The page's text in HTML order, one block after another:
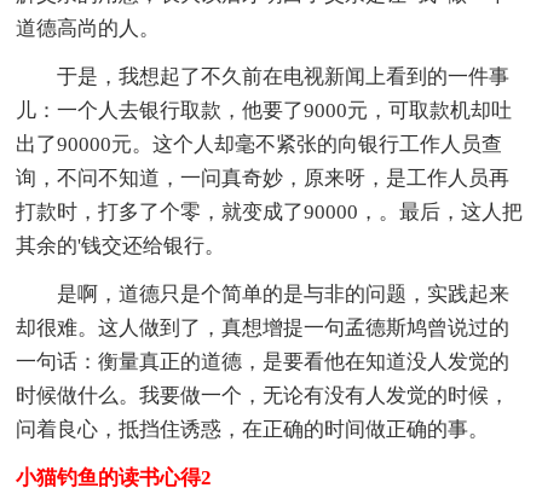
道德高尚的人。
于是，我想起了不久前在电视新闻上看到的一件事
儿：一个人去银行取款，他要了9000元，可取款机却吐
出了90000元。这个人却毫不紧张的向银行工作人员查
询，不问不知道，一问真奇妙，原来呀，是工作人员再
打款时，打多了个零，就变成了90000，。最后，这人把
其余的'钱交还给银行。
是啊，道德只是个简单的是与非的问题，实践起来
却很难。这人做到了，真想增提一句孟德斯鸠曾说过的
一句话：衡量真正的道德，是要看他在知道没人发觉的
时候做什么。我要做一个，无论有没有人发觉的时候，
问着良心，抵挡住诱惑，在正确的时间做正确的事。
小猫钓鱼的读书心得2